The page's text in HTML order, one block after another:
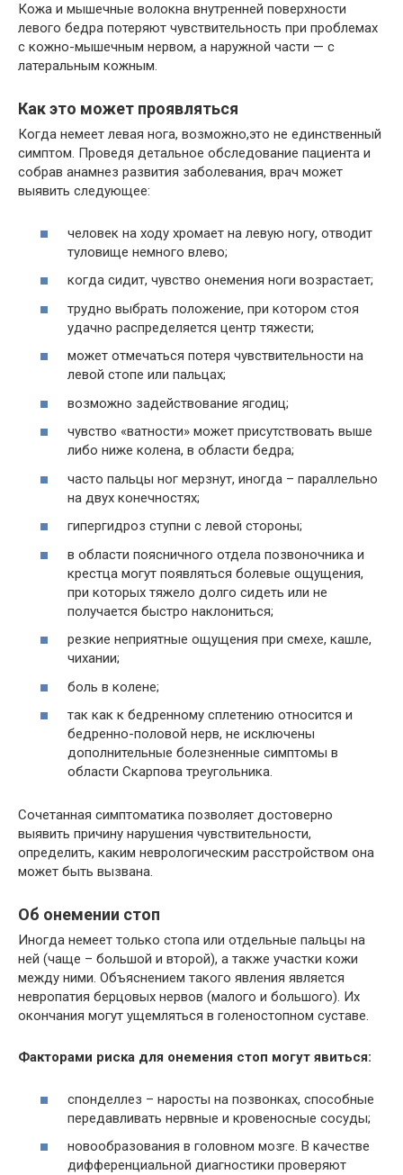
Кожа и мышечные волокна внутренней поверхности
левого бедра потеряют чувствительность при проблемах
с кожно-мышечным нервом, а наружной части — с
латеральным кожным.
Как это может проявляться
Когда немеет левая нога, возможно,это не единственный
симптом. Проведя детальное обследование пациента и
собрав анамнез развития заболевания, врач может
выявить следующее:
человек на ходу хромает на левую ногу, отводит
туловище немного влево;
когда сидит, чувство онемения ноги возрастает;
трудно выбрать положение, при котором стоя
удачно распределяется центр тяжести;
может отмечаться потеря чувствительности на
левой стопе или пальцах;
возможно задействование ягодиц;
чувство «ватности» может присутствовать выше
либо ниже колена, в области бедра;
часто пальцы ног мерзнут, иногда – параллельно
на двух конечностях;
гипергидроз ступни с левой стороны;
в области поясничного отдела позвоночника и
крестца могут появляться болевые ощущения,
при которых тяжело долго сидеть или не
получается быстро наклониться;
резкие неприятные ощущения при смехе, кашле,
чихании;
боль в колене;
так как к бедренному сплетению относится и
бедренно-половой нерв, не исключены
дополнительные болезненные симптомы в
области Скарпова треугольника.
Сочетанная симптоматика позволяет достоверно
выявить причину нарушения чувствительности,
определить, каким неврологическим расстройством она
может быть вызвана.
Об онемении стоп
Иногда немеет только стопа или отдельные пальцы на
ней (чаще – большой и второй), а также участки кожи
между ними. Объяснением такого явления является
невропатия берцовых нервов (малого и большого). Их
окончания могут ущемляться в голеностопном суставе.
Факторами риска для онемения стоп могут явиться:
спонделлез – наросты на позвонках, способные
передавливать нервные и кровеносные сосуды;
новообразования в головном мозге. В качестве
дифференциальной диагностики проверяют